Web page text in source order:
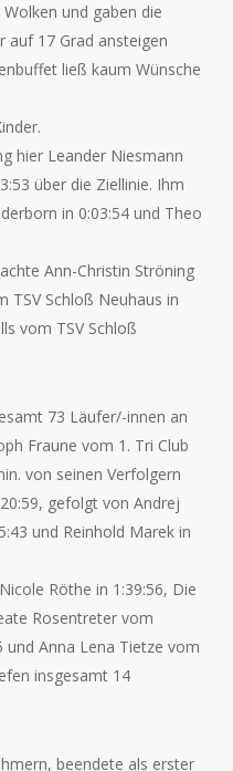
und gaben die
auf 17 Grad ansteigen
ließ kaum Wünsche
hier Leander Niesmann
über die Ziellinie. Ihm
in 0:03:54 und Theo
Ann-Christin Ströning
TSV Schloß Neuhaus in
vom TSV Schloß
73 Läufer/-innen an
Fraune vom 1. Tri Club
von seinen Verfolgern
gefolgt von Andrej
und Reinhold Marek in
Röthe in 1:39:56, Die
Rosentreter vom
und Anna Lena Tietze vom
insgesamt 14
beendete als erster